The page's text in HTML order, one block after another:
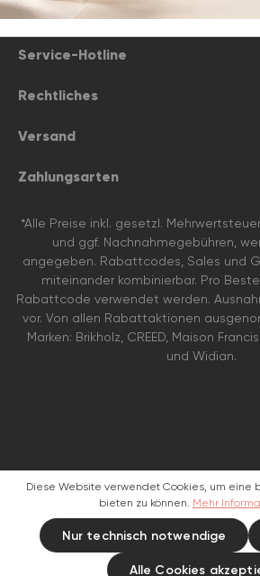
Service-Hotline
Rechtliches
Versand
Zahlungsarten
*Alle Preise inkl. gesetzl.
und ggf. Nachnahmegebühren,
angegeben. Rabattcodes, Sales und
miteinander kombinierbar. Pro
Rabattcode verwendet werden.
vor. Von allen Rabattaktionen
Marken: Brikholz, CREED, Maison
und Widian.
Diese Website verwendet Cookies, um eine
bieten zu können. Mehr
Nur technisch notwendige
Alle Cookies